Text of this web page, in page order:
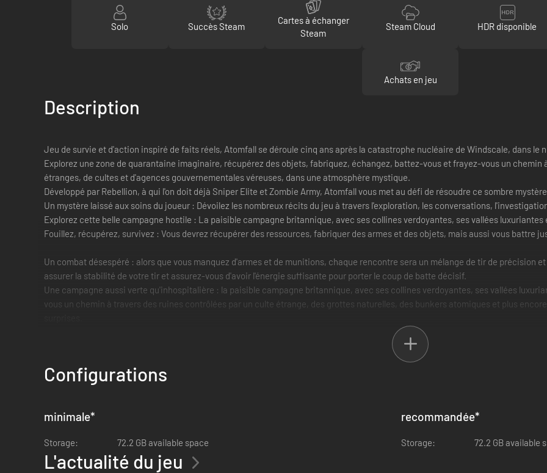
Solo Succès Steam
Cartes à échanger
Steam
Steam Cloud HDR disponible
Achats en jeu
Description
Jeu de survie et d'action inspiré de faits réels, Atomfall se déroule cinq ans après la catastrophe nucléaire de Windscale, dans le
Explorez une zone de quarantaine imaginaire, récupérez des objets, fabriquez, échangez, battez-vous et frayez-vous un
étranges, de cultes et d'agences gouvernementales véreuses, dans une atmosphère mystique.
Développé par Rebellion, à qui l'on doit déjà Sniper Elite et Zombie Army, Atomfall vous met au défi de résoudre ce sombre
Un mystère laissé aux soins du joueur : Dévoilez les nombreux récits du jeu à travers l'exploration, les conversations,
Explorez cette belle campagne hostile : La paisible campagne britannique, avec ses collines verdoyantes, ses vallées
Fouillez, récupérez, survivez : Vous devrez récupérer des ressources, fabriquer des armes et des objets, mais aussi vous battre
Un combat désespéré : alors que vous manquez d'armes et de munitions, chaque rencontre sera un mélange de tir de précision
assurer la stabilité de votre tir et assurez-vous d'avoir l'énergie suffisante pour porter le coup de batte décisif.
Une campagne aussi verte qu'inhospitalière : la paisible campagne britannique, avec ses collines verdoyantes, ses vallées
vous un chemin à travers des ruines contrôlées par un culte étrange, des grottes naturelles, des bunkers atomiques et plus
Windscale réinterprété : Atomfall s'inspire de la science-fiction, des légendes horrifiques et de la Guerre froide pour
Configurations
minimale*
Storage: 72.2 GB available space
recommandée*
Storage: 72.2 GB available
L'actualité du jeu